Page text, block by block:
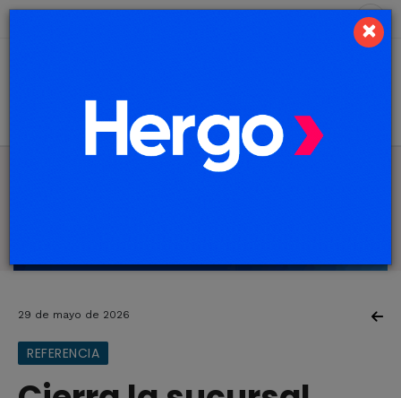
29 de mayo de 2026
REFERENCIA
×